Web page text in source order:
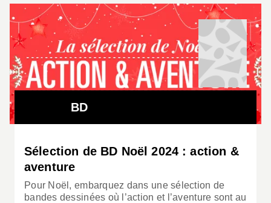
BD
Sélection de BD Noël 2024 : action &
aventure
Pour Noël, embarquez dans une sélection de
bandes dessinées où l’action et l’aventure sont au